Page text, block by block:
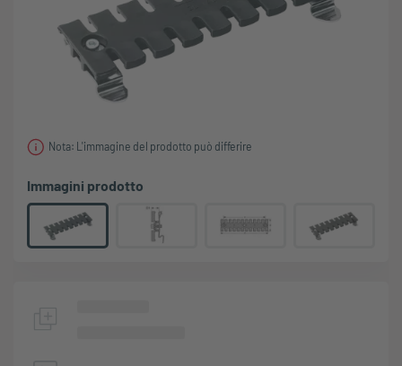
Nota: L'immagine del prodotto può differire
Immagini prodotto